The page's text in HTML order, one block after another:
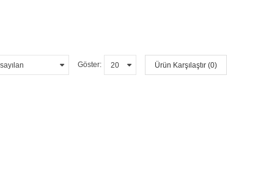
Göster: Ürün Karşılaştır (0)